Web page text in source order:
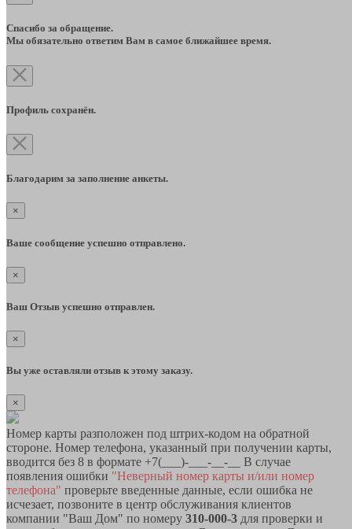
Спасибо за обращение.
Мы обязательно ответим Вам в самое ближайшее время.
Профиль сохранён.
Благодарим за заполнение анкеты.
×
Ваше сообщение успешно отправлено.
×
Ваш Отзыв успешно отправлен.
×
Вы уже оставляли отзыв к этому заказу.
×
Номер карты разположен под штрих-кодом на обратной
стороне. Номер телефона, указанный при получении карты,
вводится без 8 в формате +7(___)-___-__-__ В случае
появления ошибки "Неверный номер карты и/или номер
телефона" проверьте введенные данные, если ошибка не
исчезает, позвоните в центр обслуживания клиентов
компании "Ваш Дом" по номеру 310-000-3 для проверки и